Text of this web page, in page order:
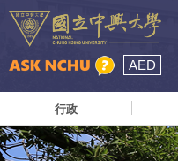
AED
行政